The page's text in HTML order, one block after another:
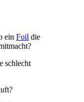
ein Foil die
schlecht